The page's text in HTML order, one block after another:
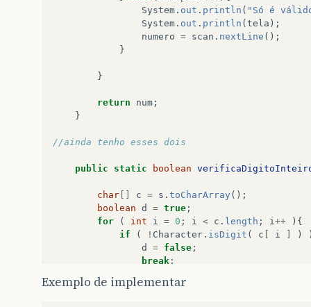
System . out . println ( "Só é
System . out . println (tela );
numero = scan . nextLine ();
}
}
return num ;
}
//ainda tenho esses dois
public static boolean
char [] c = s . toCharArray ();
boolean d = true ;
for
( int i = 0 ; i < c . length ; i ++
){
if
( ! Character . isDigit ( c [ i ] )
d
= false ;
break ;
}
Exemplo de implementar